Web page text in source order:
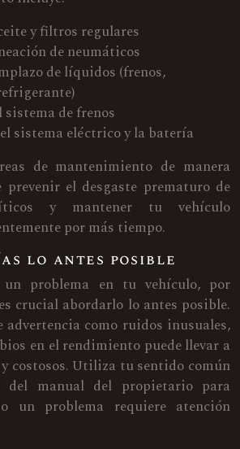
y filtros regulares
de neumáticos
de líquidos (frenos,
sistema de frenos
sistema eléctrico y la batería
de mantenimiento de manera
prevenir el desgaste prematuro de
y mantener tu vehículo
por más tiempo.
lo antes posible
un problema en tu vehículo, por
crucial abordarlo lo antes posible.
advertencia como ruidos inusuales,
en el rendimiento puede llevar a
costosos. Utiliza tu sentido común
manual del propietario para
un problema requiere atención